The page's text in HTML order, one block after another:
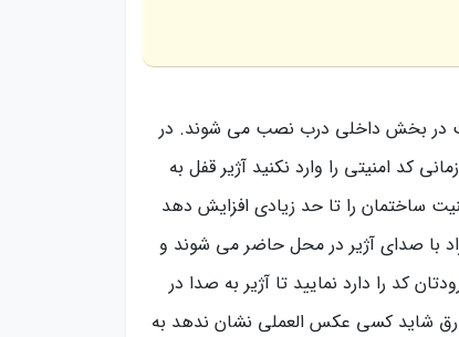
در بخش داخلی درب نصب می شوند. در
کد امنیتی را وارد نکنید آژیر قفل به
ساختمان را تا حد زیادی افزایش دهد
با صدای آژیر در محل حاضر می شوند و
کد را دارد نمایید تا آژیر به صدا در
سارق شاید کسی عکس العملی نشان ندهد به